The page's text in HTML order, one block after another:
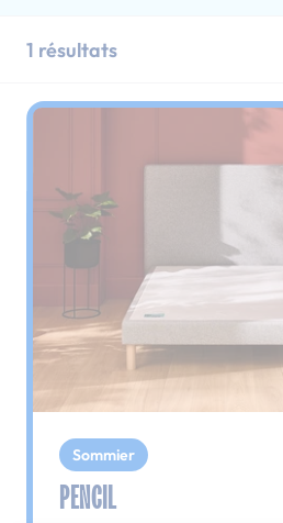
1 résultats
Sommier
PENCIL